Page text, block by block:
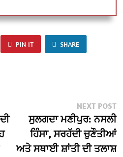
PIN IT SHARE
NEXT POST
ਸੁਲਗਦਾ ਮਣੀਪੁਰ: ਨਸਲੀ
ਹਿੰਸਾ, ਸਰਹੱਦੀ ਚੁਣੌਤੀਆਂ
ਅਤੇ ਸਥਾਈ ਸ਼ਾਂਤੀ ਦੀ ਤਲਾਸ਼